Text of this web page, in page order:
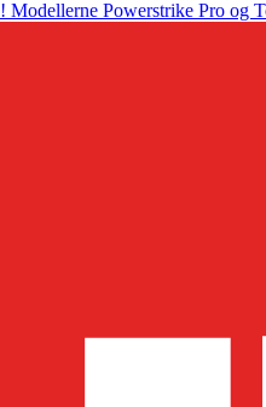
! Modellerne Powerstrike Pro og